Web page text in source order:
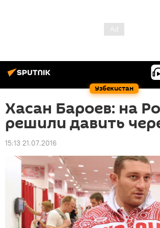
Узбекистан
Хасан Бароев: на
решили давить
15:13 21.07.2016